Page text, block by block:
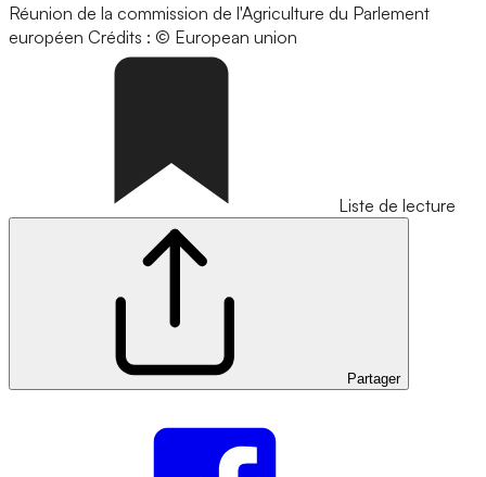
Réunion de la commission de l'Agriculture du Parlement
européen Crédits : © European union
Liste de lecture
Partager